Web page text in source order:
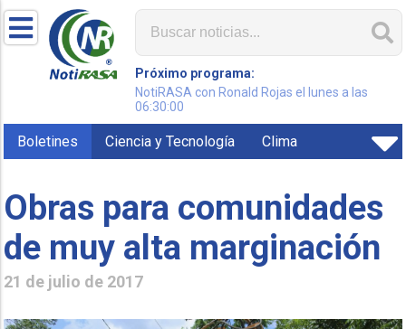
Próximo programa:
NotiRASA con Ronald Rojas el lunes a las
06:30:00
Boletines Ciencia y Tecnología Clima
Obras para comunidades
de muy alta marginación
21 de julio de 2017